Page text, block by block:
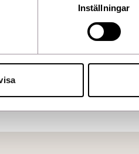
Inställningar